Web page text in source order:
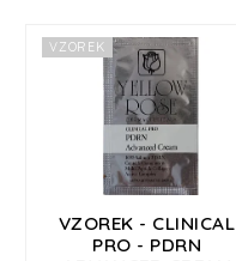
VZOREK
VZOREK - CLINICAL
PRO - PDRN